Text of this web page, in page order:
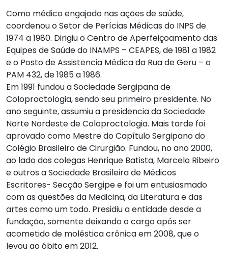
Como médico engajado nas ações de saúde,
coordenou o Setor de Perícias Médicas do INPS de
1974 a 1980. Dirigiu o Centro de Aperfeiçoamento das
Equipes de Saúde do INAMPS – CEAPES, de 1981 a 1982
e o Posto de Assistencia Médica da Rua de Geru – o
PAM 432, de 1985 a 1986.
Em 1991 fundou a Sociedade Sergipana de
Coloproctologia, sendo seu primeiro presidente. No
ano seguinte, assumiu a presidencia da Sociedade
Norte Nordeste de Coloproctologia. Mais tarde foi
aprovado como Mestre do Capítulo Sergipano do
Colégio Brasileiro de Cirurgião. Fundou, no ano 2000,
ao lado dos colegas Henrique Batista, Marcelo Ribeiro
e outros a Sociedade Brasileira de Médicos
Escritores- Secção Sergipe e foi um entusiasmado
com as questões da Medicina, da Literatura e das
artes como um todo. Presidiu a entidade desde a
fundação, somente deixando o cargo após ser
acometido de moléstica crônica em 2008, que o
levou ao óbito em 2012.